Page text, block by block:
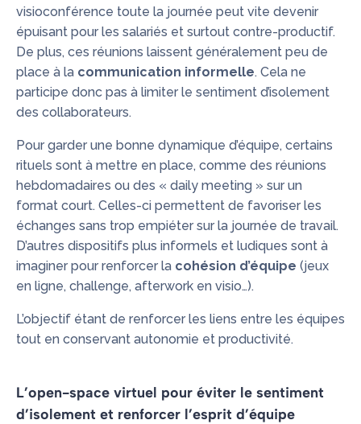
visioconférence toute la journée peut vite devenir
épuisant pour les salariés et surtout contre-productif.
De plus, ces réunions laissent généralement peu de
place à la communication informelle. Cela ne
participe donc pas à limiter le sentiment d’isolement
des collaborateurs.
Pour garder une bonne dynamique d’équipe, certains
rituels sont à mettre en place, comme des réunions
hebdomadaires ou des « daily meeting » sur un
format court. Celles-ci permettent de favoriser les
échanges sans trop empiéter sur la journée de travail.
D’autres dispositifs plus informels et ludiques sont à
imaginer pour renforcer la cohésion d’équipe (jeux
en ligne, challenge, afterwork en visio…).
L’objectif étant de renforcer les liens entre les équipes
tout en conservant autonomie et productivité.
L’open-space virtuel pour éviter le sentiment
d’isolement et renforcer l’esprit d’équipe